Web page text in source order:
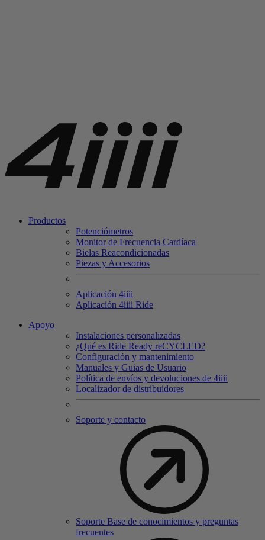
Productos
Potenciómetros
Monitor de Frecuencia Cardíaca
Bielas Reacondicionadas
Piezas y Accesorios
Aplicación 4iiii
Aplicación 4iiii Ride
Apoyo
Instalaciones personalizadas
¿Qué es Ride Ready reCYCLED?
Configuración y mantenimiento
Manuales y Guias de Usuario
Política de envíos y devoluciones de 4iiii
Localizador de distribuidores
Soporte y contacto
Soporte Base de conocimientos y preguntas
frecuentes